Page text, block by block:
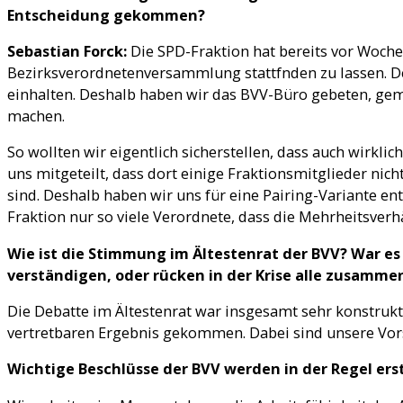
Entscheidung gekommen?
Sebastian Forck: Die SPD-Fraktion hat bereits vor
Bezirksverordnetenversammlung stattfnden zu lassen.
einhalten. Deshalb haben wir das BVV-Büro gebeten,
machen.
So wollten wir eigentlich sicherstellen, dass auch
uns mitgeteilt, dass dort einige Fraktionsmitglieder
sind. Deshalb haben wir uns für eine Pairing-Variante
Fraktion nur so viele Verordnete, dass die
Wie ist die Stimmung im Ältestenrat der BVV? War
verständigen, oder rücken in der Krise alle
Die Debatte im Ältestenrat war insgesamt sehr
vertretbaren Ergebnis gekommen. Dabei sind unsere
Wichtige Beschlüsse der BVV werden in der Regel